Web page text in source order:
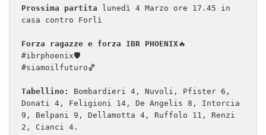
Prossima partita lunedì 4 Marzo ore 17.45 in
casa contro Forlì
Forza ragazze e forza IBR PHOENIX🔥
#ibrphoenix🛡
#siamoilfuturo🏀
Tabellino:
Bombardieri 4, Nuvoli, Pfister 6,
Donati 4, Feligioni 14, De Angelis 8, Intorcia
9, Belpani 9, Dellamotta 4, Ruffolo 11, Renzi
2, Cianci 4.